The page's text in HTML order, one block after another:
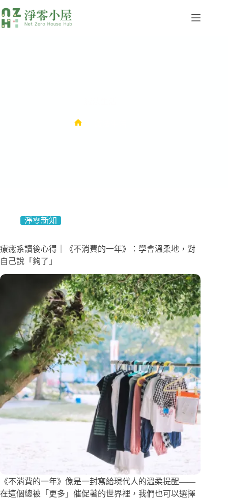
淨零新知
療癒系讀後心得｜《不消費的一年》：學會溫柔地，對
自己說「夠了」
《不消費的一年》像是一封寫給現代人的溫柔提醒——
在這個總被「更多」催促著的世界裡，我們也可以選擇